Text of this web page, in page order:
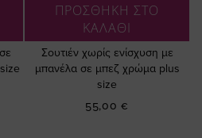
ΠΡΟΣΘΗΚΗ ΣΤΟ
ΚΑΛΑΘΙ
Σουτιέν χωρίς ενίσχυση με
μπανέλα σε μπεζ χρώμα plus
size
55,00 €